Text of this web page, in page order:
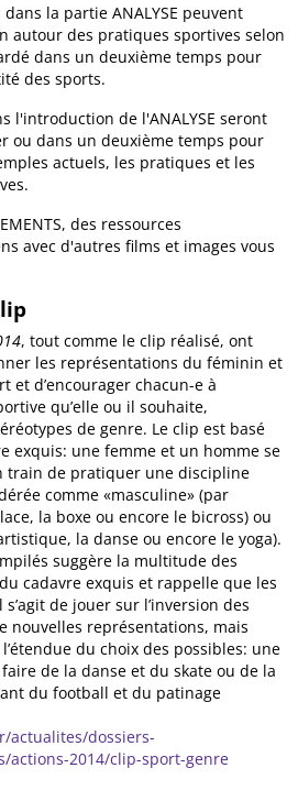
la partie ANALYSE peuvent
autour des pratiques sportives selon
dans un deuxième temps pour
des sports.
l'introduction de l'ANALYSE seront
ou dans un deuxième temps pour
actuels, les pratiques et les
des ressources
avec d'autres films et images vous
, tout comme le clip réalisé, ont
les représentations du féminin et
et d’encourager chacun-e à
qu’elle ou il souhaite,
de genre. Le clip est basé
exquis: une femme et un homme se
train de pratiquer une discipline
comme «masculine» (par
la boxe ou encore le bicross) ou
la danse ou encore le yoga).
suggère la multitude des
cadavre exquis et rappelle que les
de jouer sur l’inversion des
nouvelles représentations, mais
du choix des possibles: une
de la danse et du skate ou de la
du football et du patinage
actualites/dossiers-
actions-2014/clip-sport-genre